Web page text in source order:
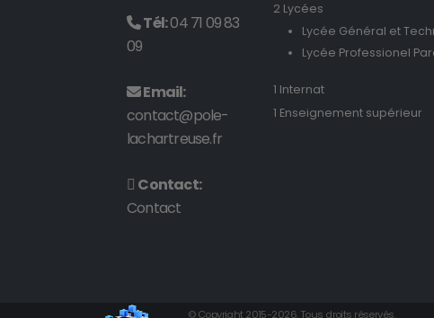
Tél:04 71 09 83
09
Email:
contact@pole-
lachartreuse.fr
Contact:
Contact
2 Lycées
Lycée Général et
Lycée Professionel
1 Internat
1 Enseignement supérieur
© Copyright 2015-2026. Tous droits réservés.